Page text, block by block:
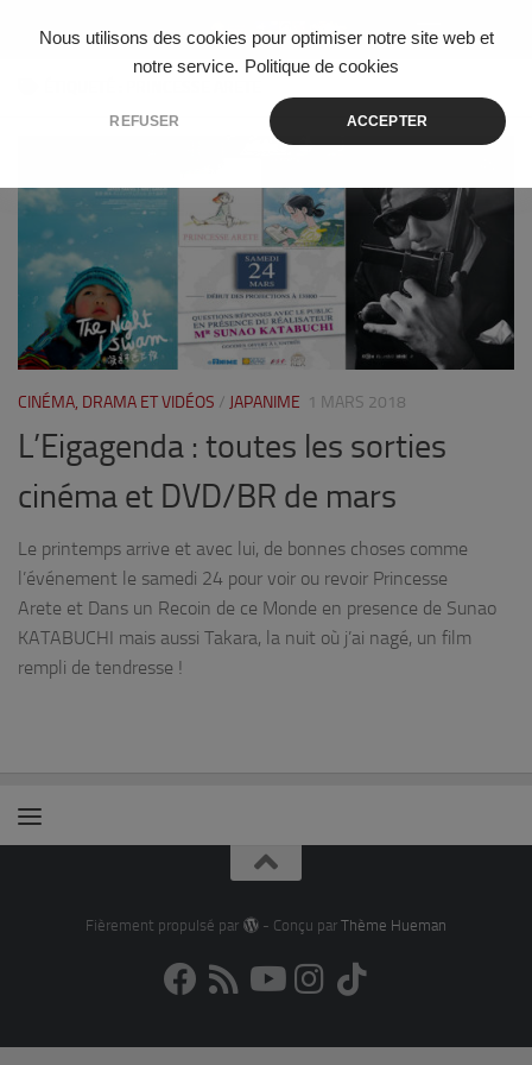
Nous utilisons des cookies pour optimiser notre site web et
notre service. Politique de cookies
REFUSER ACCEPTER
Skip to content
CINÉMA, DRAMA ET VIDÉOS / JAPANIME 1 MARS 2018
L’Eigagenda : toutes les sorties
cinéma et DVD/BR de mars
Le printemps arrive et avec lui, de bonnes choses comme
l’événement le samedi 24 pour voir ou revoir Princesse
Arete et Dans un Recoin de ce Monde en presence de Sunao
KATABUCHI mais aussi Takara, la nuit où j’ai nagé, un film
rempli de tendresse !
Fièrement propulsé par - Conçu par Thème Hueman